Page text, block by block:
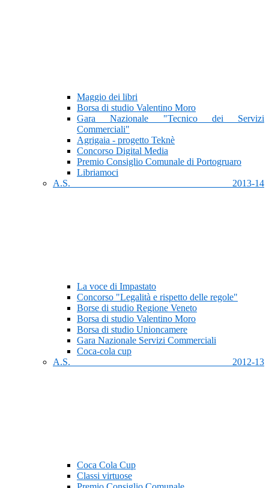
Maggio dei libri
Borsa di studio Valentino Moro
Gara Nazionale "Tecnico dei Servizi
Commerciali"
Agrigaia - progetto Teknè
Concorso Digital Media
Premio Consiglio Comunale di Portogruaro
Libriamoci
A.S. 2013-14
La voce di Impastato
Concorso "Legalità e rispetto delle regole"
Borse di studio Regione Veneto
Borsa di studio Valentino Moro
Borsa di studio Unioncamere
Gara Nazionale Servizi Commerciali
Coca-cola cup
A.S. 2012-13
Coca Cola Cup
Classi virtuose